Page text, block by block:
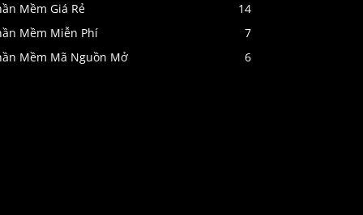
Mềm Giá Rẻ
14
Mềm Miễn Phí
7
Mềm Mã Nguồn Mở
6